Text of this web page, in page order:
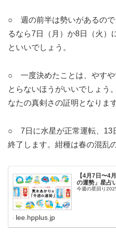
○ 週の前半は勢いがあるので
るなら7日（月）か8日（火）
といいでしょう。
○ 一度決めたことは、やすや
とらないほうがいいでしょう
なたの真剣さの証明となります
○ 7日に水星が正常運転、13
終了します。紺種は春の混乱
【4月7日〜4
の運勢」星占
今週の星回り
lee.hpplus.jp